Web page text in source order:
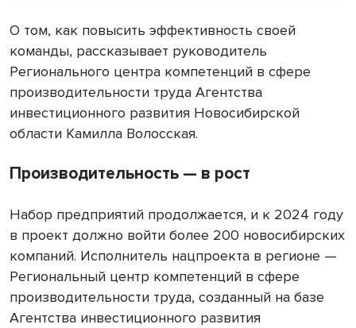
О том, как повысить эффективность своей
команды, рассказывает руководитель
Регионального центра компетенций в сфере
производительности труда Агентства
инвестиционного развития Новосибирской
области Камилла Волосская.
Производительность — в рост
Набор предприятий продолжается, и к 2024 году
в проект должно войти более 200 новосибирских
компаний. Исполнитель нацпроекта в регионе —
Региональный центр компетенций в сфере
производительности труда, созданный на базе
Агентства инвестиционного развития